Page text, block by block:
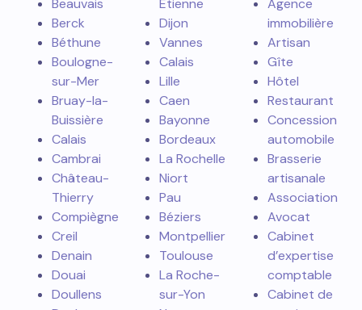
Abbeville
Albert
Amiens
Anzin
Armentières
Arras
Beauvais
Berck
Béthune
Boulogne-
sur-Mer
Bruay-la-
Buissière
Calais
Cambrai
Château-
Annecy
Bourg-en-
Bresse
Grenoble
Lyon
Saint-
Étienne
Dijon
Vannes
Calais
Lille
Caen
Bayonne
Bordeaux
La Rochelle
Niort
Architecte
d’intérieur
Électricien
Plombier
Maçon
Menuisier
Agence
immobilière
Artisan
Gîte
Hôtel
Restaurant
Concession
automobile
Brasserie
artisanale